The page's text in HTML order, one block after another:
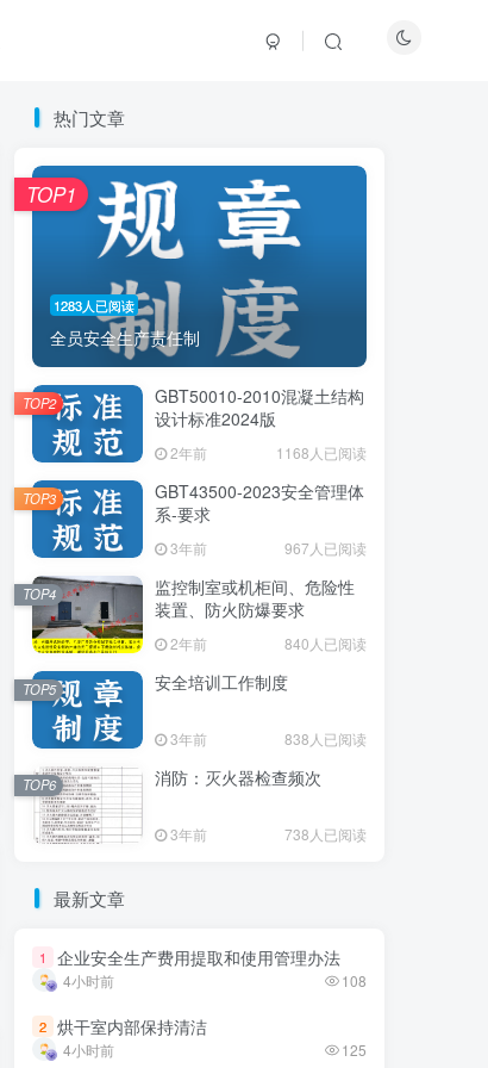
热门文章
1283人已阅读
全员安全生产责任制
TOP1
GBT50010-2010混凝土结构
设计标准2024版
2年前 1168人已阅读
TOP2
GBT43500-2023安全管理体
系-要求
3年前 967人已阅读
TOP3
监控制室或机柜间、危险性
装置、防火防爆要求
2年前 840人已阅读
TOP4
安全培训工作制度
3年前 838人已阅读
TOP5
消防：灭火器检查频次
3年前 738人已阅读
TOP6
最新文章
1 企业安全生产费用提取和使用管理办法
4小时前 108
2 烘干室内部保持清洁
4小时前 125
热门文章
1283人已阅读
全员安全生产责任制
TOP1
GBT50010-2010混凝土结构
设计标准2024版
2年前 1168人已阅读
TOP2
GBT43500-2023安全管理体
系-要求
3年前 967人已阅读
TOP3
监控制室或机柜间、危险性
装置、防火防爆要求
2年前 840人已阅读
TOP4
安全培训工作制度
3年前 838人已阅读
TOP5
消防：灭火器检查频次
3年前 738人已阅读
TOP6
最新文章
1 企业安全生产费用提取和使用管理办法
4小时前 108
2 烘干室内部保持清洁
4小时前 125